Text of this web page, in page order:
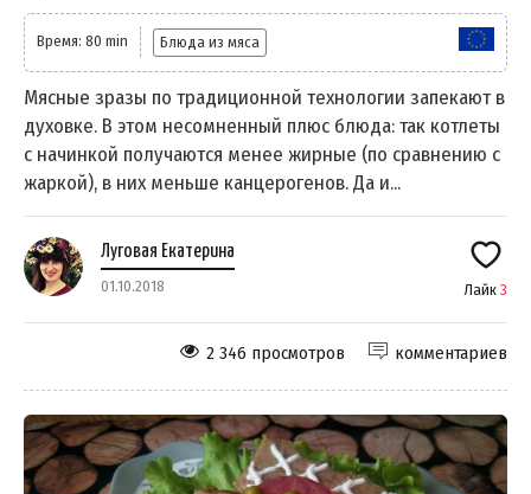
Время: 80 min Блюда из мяса
Мясные зразы по традиционной технологии запекают в
духовке. В этом несомненный плюс блюда: так котлеты
с начинкой получаются менее жирные (по сравнению с
жаркой), в них меньше канцерогенов. Да и...
Луговая Екатерина
01.10.2018 Лайк 3
комментариев
2 346 просмотров